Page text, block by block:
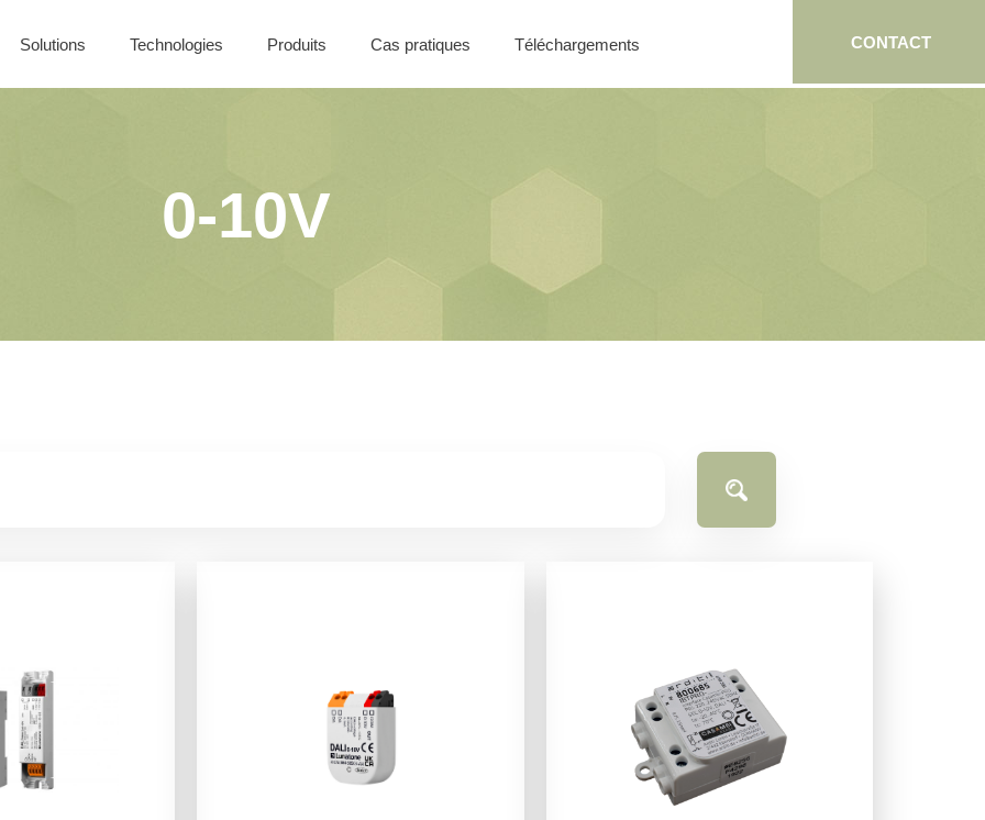
Solutions
Nos offres
Technologies
Solutions Filaires
Produits Cas pratiques Téléchargements CONTACT
0-10V